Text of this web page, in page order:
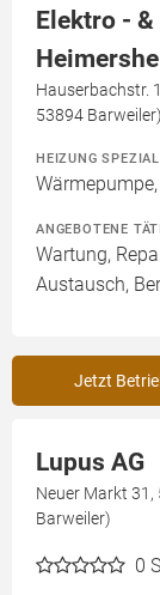
Elektro -
Hauserbachstr.
53894 Barweiler)
HEIZUNG
ANGEBOTENE
Wartung,
Austausch,
Jetzt
Lupus AG
Neuer Markt
Barweiler)
0